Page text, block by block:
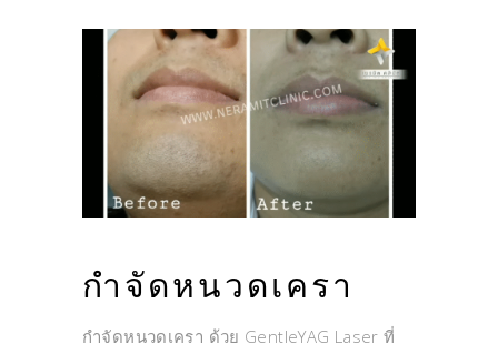
กำจัดหนวดเครา
กำจัดหนวดเครา ด้วย GentleYAG Laser ที่